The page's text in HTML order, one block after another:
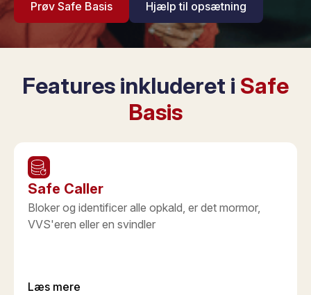
Prøv Safe Basis Hjælp til opsætning
Features inkluderet i Safe
Basis
Safe Caller
Bloker og identificer alle opkald, er det mormor,
VVS'eren eller en svindler
Læs mere